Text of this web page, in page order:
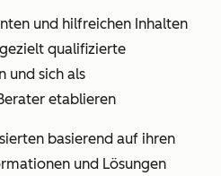
und hilfreichen Inhalten
qualifizierte
und sich als
etablieren
basierend auf ihren
und Lösungen